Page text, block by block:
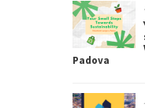
Padova